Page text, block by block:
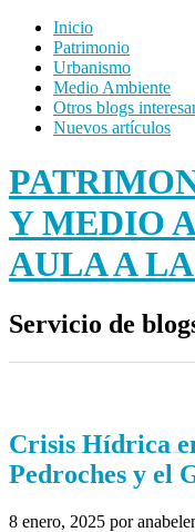
Inicio
Patrimonio
Urbanismo
Medio Ambiente
Otros blogs
Nuevos artículos
Y MEDIO
AULA A
Servicio de
Crisis Hídrica
Pedroches y el
8 enero, 2025 por